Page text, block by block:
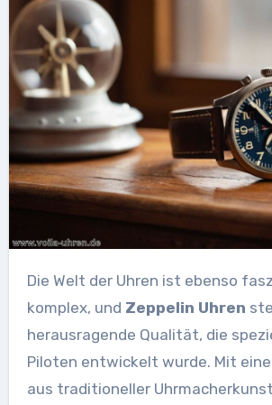
Die Welt der Uhren ist ebenso faszinierend wie
komplex, und Zeppelin Uhren
herausragende Qualität, die
Piloten entwickelt wurde. Mit
aus traditioneller